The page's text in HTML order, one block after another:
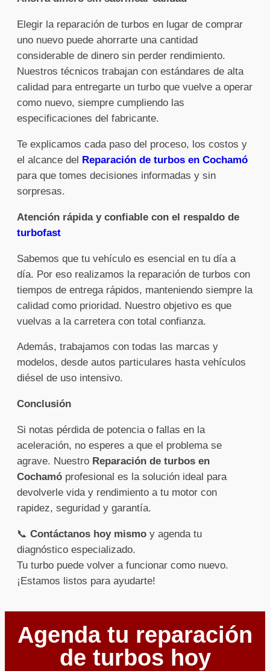
Elegir la reparación de turbos en lugar de comprar
uno nuevo puede ahorrarte una cantidad
considerable de dinero sin perder rendimiento.
Nuestros técnicos trabajan con estándares de alta
calidad para entregarte un turbo que vuelve a operar
como nuevo, siempre cumpliendo las
especificaciones del fabricante.
Te explicamos cada paso del proceso, los costos y
el alcance del Reparación de turbos en Cochamó
para que tomes decisiones informadas y sin
sorpresas.
Atención rápida y confiable con el respaldo de
turbofast
Sabemos que tu vehículo es esencial en tu día a
día. Por eso realizamos la reparación de turbos con
tiempos de entrega rápidos, manteniendo siempre la
calidad como prioridad. Nuestro objetivo es que
vuelvas a la carretera con total confianza.
Además, trabajamos con todas las marcas y
modelos, desde autos particulares hasta vehículos
diésel de uso intensivo.
Conclusión
Si notas pérdida de potencia o fallas en la
aceleración, no esperes a que el problema se
agrave. Nuestro Reparación de turbos en
Cochamó profesional es la solución ideal para
devolverle vida y rendimiento a tu motor con
rapidez, seguridad y garantía.
📞 Contáctanos hoy mismo y agenda tu
diagnóstico especializado.
Tu turbo puede volver a funcionar como nuevo.
¡Estamos listos para ayudarte!
Agenda tu reparación
de turbos hoy